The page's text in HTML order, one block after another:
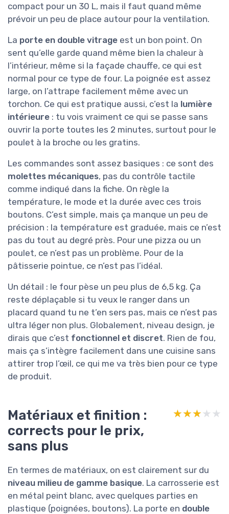
compact pour un 30 L, mais il faut quand même
prévoir un peu de place autour pour la ventilation.
La porte en double vitrage est un bon point. On
sent qu’elle garde quand même bien la chaleur à
l’intérieur, même si la façade chauffe, ce qui est
normal pour ce type de four. La poignée est assez
large, on l’attrape facilement même avec un
torchon. Ce qui est pratique aussi, c’est la lumière
intérieure : tu vois vraiment ce qui se passe sans
ouvrir la porte toutes les 2 minutes, surtout pour le
poulet à la broche ou les gratins.
Les commandes sont assez basiques : ce sont des
molettes mécaniques, pas du contrôle tactile
comme indiqué dans la fiche. On règle la
température, le mode et la durée avec ces trois
boutons. C’est simple, mais ça manque un peu de
précision : la température est graduée, mais ce n’est
pas du tout au degré près. Pour une pizza ou un
poulet, ce n’est pas un problème. Pour de la
pâtisserie pointue, ce n’est pas l’idéal.
Un détail : le four pèse un peu plus de 6,5 kg. Ça
reste déplaçable si tu veux le ranger dans un
placard quand tu ne t’en sers pas, mais ce n’est pas
ultra léger non plus. Globalement, niveau design, je
dirais que c’est fonctionnel et discret. Rien de fou,
mais ça s’intègre facilement dans une cuisine sans
attirer trop l’œil, ce qui me va très bien pour ce type
de produit.
Matériaux et finition :
corrects pour le prix,
sans plus
★★★★★
★★★★★
En termes de matériaux, on est clairement sur du
niveau milieu de gamme basique. La carrosserie est
en métal peint blanc, avec quelques parties en
plastique (poignées, boutons). La porte en double